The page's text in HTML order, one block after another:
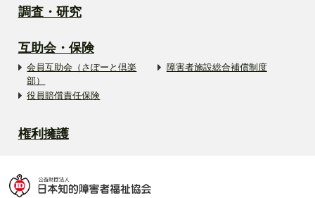
調査・研究
互助会・保険
会員互助会（さぽーと倶楽
部）
障害者施設総合補償制度
役員賠償責任保険
権利擁護